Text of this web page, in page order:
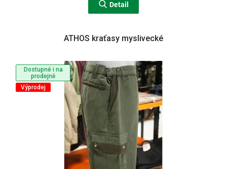
Detail
Dostupné i na
prodejně
Výprodej
ATHOS kraťasy myslivecké